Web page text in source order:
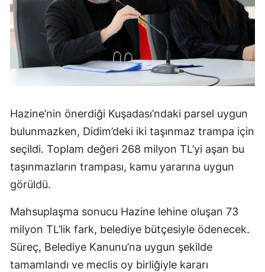
Hazine’nin önerdiği Kuşadası’ndaki parsel uygun
bulunmazken, Didim’deki iki taşınmaz trampa için
seçildi. Toplam değeri 268 milyon TL’yi aşan bu
taşınmazların trampası, kamu yararına uygun
görüldü.
Mahsuplaşma sonucu Hazine lehine oluşan 73
milyon TL’lik fark, belediye bütçesiyle ödenecek.
Süreç, Belediye Kanunu’na uygun şekilde
tamamlandı ve meclis oy birliğiyle kararı